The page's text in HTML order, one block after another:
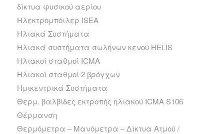
δίκτυα φυσικού αερίου
Ηλεκτρομπόιλερ ISEA
Ηλιακά Συστήματα
Ηλιακά συστήματα σωλήνων κενού HELIS
Ηλιακοί σταθμοί ICMA
Ηλιακοί σταθμοί 2 βρόγχων
Ημικεντρικά Συστήματα
Θερμ. βαλβίδες εκτροπής ηλιακού ICMA S106
Θέρμανση
Θερμόμετρα – Μανόμετρα – Δίκτυα Ατμού /